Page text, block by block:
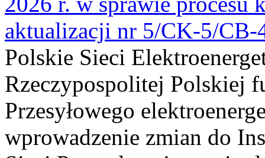
aktualizacji nr 5/CK-5/CB-
Polskie Sieci
Rzeczypospolitej Polskiej
Przesyłowego
wprowadzenie zmian do